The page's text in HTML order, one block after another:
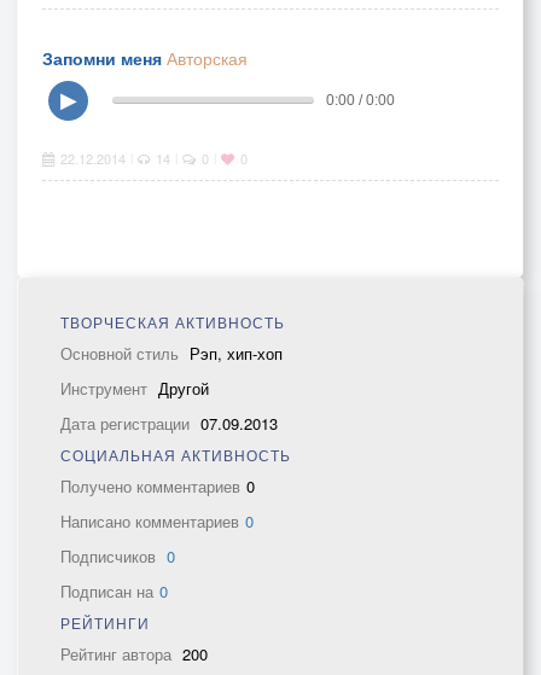
Запомни меня Авторская
▶
0:00 / 0:00
22.12.2014 14 0 0
ТВОРЧЕСКАЯ АКТИВНОСТЬ
Основной стиль Рэп, хип-хоп
Инструмент Другой
Дата регистрации 07.09.2013
СОЦИАЛЬНАЯ АКТИВНОСТЬ
Получено комментариев 0
Написано комментариев 0
Подписчиков 0
Подписан на 0
РЕЙТИНГИ
Рейтинг автора 200